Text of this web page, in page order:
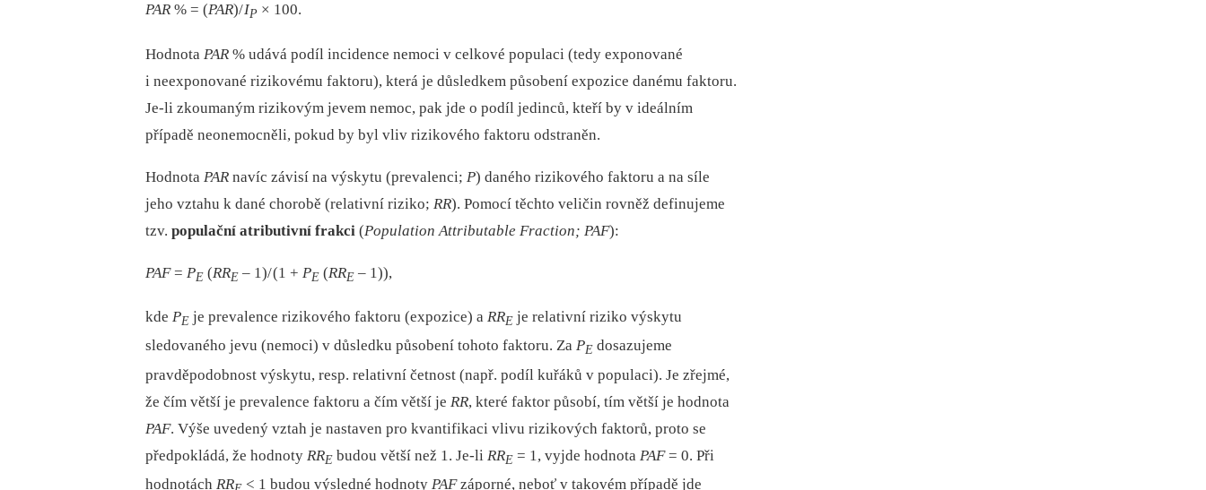
PAR % = (PAR)/IP × 100.
Hodnota PAR % udává podíl incidence nemoci v celkové populaci (tedy exponované
i neexponované rizikovému faktoru), která je důsledkem působení expozice danému faktoru.
Je‑li zkoumaným rizikovým jevem nemoc, pak jde o podíl jedinců, kteří by v ideálním
případě neonemocněli, pokud by byl vliv rizikového faktoru odstraněn.
Hodnota PAR navíc závisí na výskytu (prevalenci; P) daného rizikového faktoru a na síle
jeho vztahu k dané chorobě (relativní riziko; RR). Pomocí těchto veličin rovněž definujeme
tzv. populační atributivní frakci (Population Attributable Fraction; PAF):
PAF= PE (RRE –⁠ 1)/ (1 + PE (RRE –⁠ 1)),
kde PE je prevalence rizikového faktoru (expozice) a RRE je relativní riziko výskytu
sledovaného jevu (nemoci) v důsledku působení tohoto faktoru. Za PE dosazujeme
pravděpodobnost výskytu, resp. relativní četnost (např. podíl kuřáků v populaci). Je zřejmé,
že čím větší je prevalence faktoru a čím větší je RR, které faktor působí, tím větší je hodnota
PAF. Výše uvedený vztah je nastaven pro kvantifikaci vlivu rizikových faktorů, proto se
předpokládá, že hodnoty RRE budou větší než 1. Je‑li RRE = 1, vyjde hodnota PAF= 0. Při
hodnotách RR < 1 budou výsledné hodnoty PAFzáporné, neboť v takovém případě jde